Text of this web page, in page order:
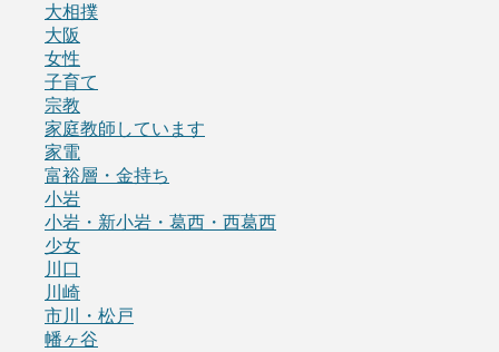
大相撲
大阪
女性
子育て
宗教
家庭教師しています
家電
富裕層・金持ち
小岩
小岩・新小岩・葛西・西葛西
少女
川口
川崎
市川・松戸
幡ヶ谷